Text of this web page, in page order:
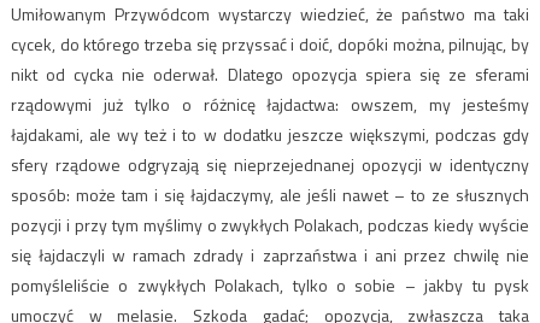
Umiłowanym Przywódcom wystarczy wiedzieć, że państwo ma taki
cycek, do którego trzeba się przyssać i doić, dopóki można, pilnując, by
nikt od cycka nie oderwał. Dlatego opozycja spiera się ze sferami
rządowymi już tylko o różnicę łajdactwa: owszem, my jesteśmy
łajdakami, ale wy też i to w dodatku jeszcze większymi, podczas gdy
sfery rządowe odgryzają się nieprzejednanej opozycji w identyczny
sposób: może tam i się łajdaczymy, ale jeśli nawet – to ze słusznych
pozycji i przy tym myślimy o zwykłych Polakach, podczas kiedy wyście
się łajdaczyli w ramach zdrady i zaprzaństwa i ani przez chwilę nie
pomyśleliście o zwykłych Polakach, tylko o sobie – jakby tu pysk
umoczyć w melasie. Szkoda gadać; opozycja, zwłaszcza taka